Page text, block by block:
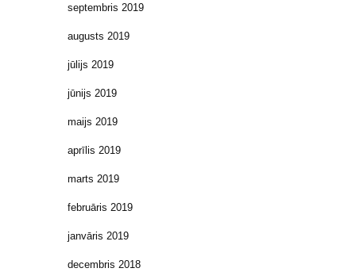
septembris 2019
augusts 2019
jūlijs 2019
jūnijs 2019
maijs 2019
aprīlis 2019
marts 2019
februāris 2019
janvāris 2019
decembris 2018